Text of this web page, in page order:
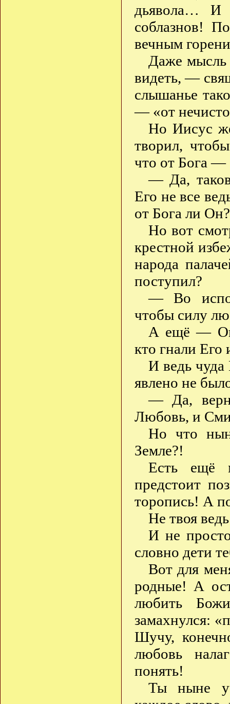
дьявола… И
соблазнов!
вечным
Даже мысль
видеть, —
слышанье
— «от
Но Иисус
творил,
что от Бога —
— Да,
Его не все
от Бога ли Он?
Но вот
крестной
народа
поступил?
— Во
чтобы силу
А ещё — Он
кто гнали Его
И ведь
явлено не
— Да,
Любовь, и
Но что
Земле?!
Есть ещё
предстоит
торопись! А
Не твоя
И не
словно дети
Вот для
родные! А
любить
замахнулся:
Шучу,
любовь
понять!
Ты ныне